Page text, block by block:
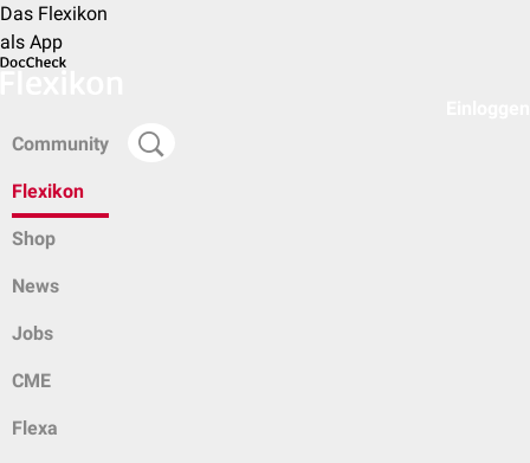
Das Flexikon
als App
Community
Flexikon
Shop
News
Jobs
CME
Flexa